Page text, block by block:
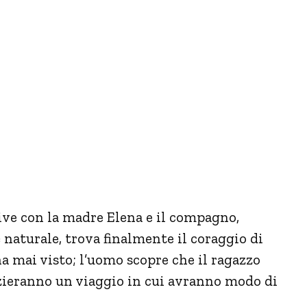
con la madre Elena e il compagno,
trova finalmente il coraggio di
mai visto; l’uomo scopre che il ragazzo
un viaggio in cui avranno modo di